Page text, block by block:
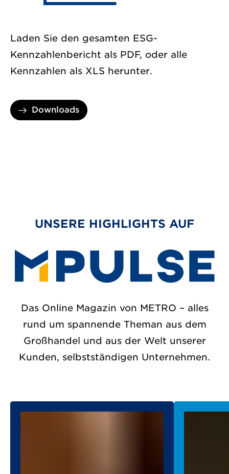
Laden Sie den gesamten ESG-
Kennzahlenbericht als PDF, oder alle
Kennzahlen als XLS herunter.
Downloads
UNSERE HIGHLIGHTS AUF
Das Online Magazin von METRO – alles
rund um spannende Theman aus dem
Großhandel und aus der Welt unserer
Kunden, selbstständigen Unternehmen.